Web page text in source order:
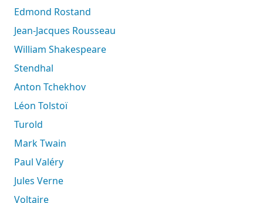
Edmond Rostand
Jean-Jacques Rousseau
William Shakespeare
Stendhal
Anton Tchekhov
Léon Tolstoï
Turold
Mark Twain
Paul Valéry
Jules Verne
Voltaire